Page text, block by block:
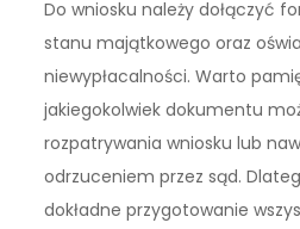
Do wniosku należy dołączyć
stanu majątkowego oraz
niewypłacalności. Warto
jakiegokolwiek dokumentu
rozpatrywania wniosku lub
odrzuceniem przez sąd.
dokładne przygotowanie